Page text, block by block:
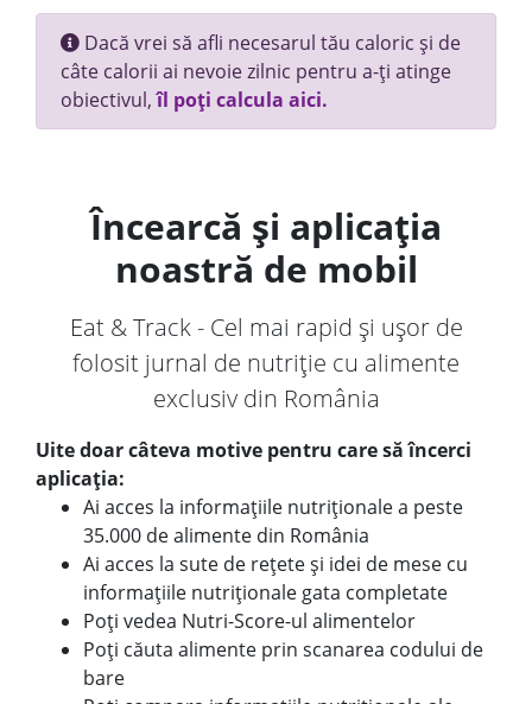
Dacă vrei să afli necesarul tău caloric și de
câte calorii ai nevoie zilnic pentru a-ți atinge
obiectivul,îl poți calcula aici.
Încearcă și aplicația
noastră de mobil
Eat & Track - Cel mai rapid și ușor de
folosit jurnal de nutriție cu alimente
exclusiv din România
Uite doar câteva motive pentru care să încerci
aplicația:
Ai acces la informațiile nutriționale a peste
35.000 de alimente din România
Ai acces la sute de rețete și idei de mese cu
informațiile nutriționale gata completate
Poți vedea Nutri-Score-ul alimentelor
Poți căuta alimente prin scanarea codului de
bare